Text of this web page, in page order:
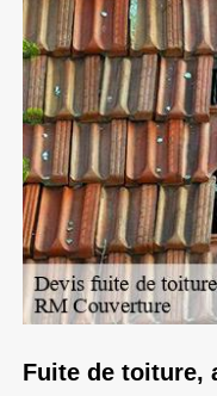
Fuite de toiture,